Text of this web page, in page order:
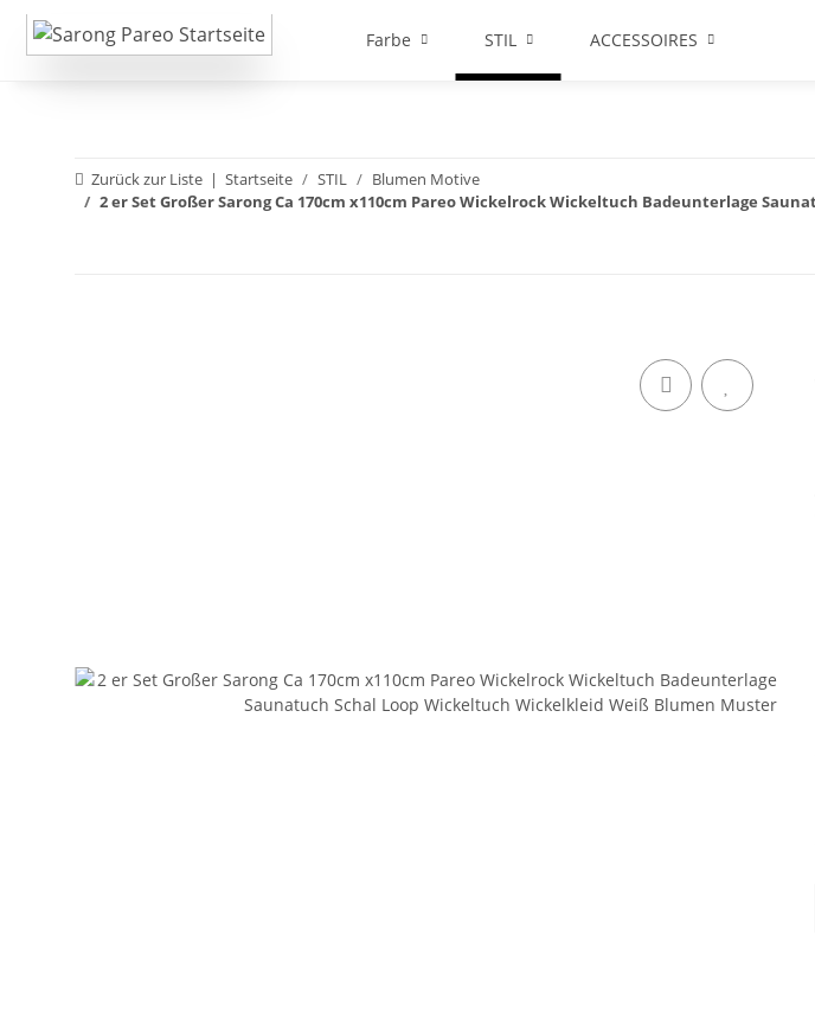
Farbe STIL ACCESSOIRES
Zurück zur Liste Startseite STIL
Blumen Motive
2 er Set Großer Sarong Ca 170cm x110cm Pareo Wickelrock Wickeltuch Badeunterlage